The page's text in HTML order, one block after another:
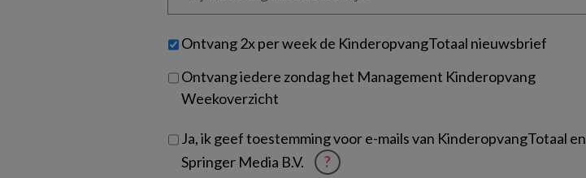
je?
Untitled
Ontvang 2x per week de KinderopvangTotaal nieuwsbrief
Ontvang iedere zondag het Management Kinderopvang
Weekoverzicht
Ja, ik geef toestemming voor e-mails van KinderopvangTotaal en
Springer Media B.V.
?